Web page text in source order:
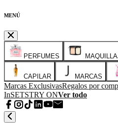
MENÚ
PERFUMES
CAPILAR MARCAS
Marcas ExclusivasRegalos por
InSETSTRY ONVer todo